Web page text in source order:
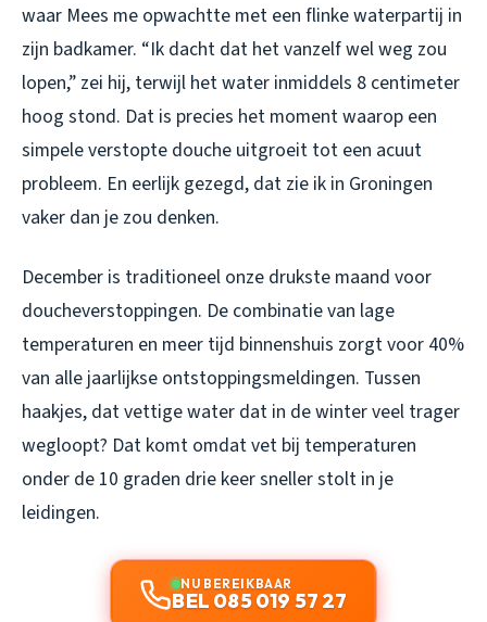
waar Mees me opwachtte met een flinke waterpartij in
zijn badkamer. “Ik dacht dat het vanzelf wel weg zou
lopen,” zei hij, terwijl het water inmiddels 8 centimeter
hoog stond. Dat is precies het moment waarop een
simpele verstopte douche uitgroeit tot een acuut
probleem. En eerlijk gezegd, dat zie ik in Groningen
vaker dan je zou denken.
December is traditioneel onze drukste maand voor
doucheverstoppingen. De combinatie van lage
temperaturen en meer tijd binnenshuis zorgt voor 40%
van alle jaarlijkse ontstoppingsmeldingen. Tussen
haakjes, dat vettige water dat in de winter veel trager
wegloopt? Dat komt omdat vet bij temperaturen
onder de 10 graden drie keer sneller stolt in je
leidingen.
NU BEREIKBAAR
BEL 085 019 57 27